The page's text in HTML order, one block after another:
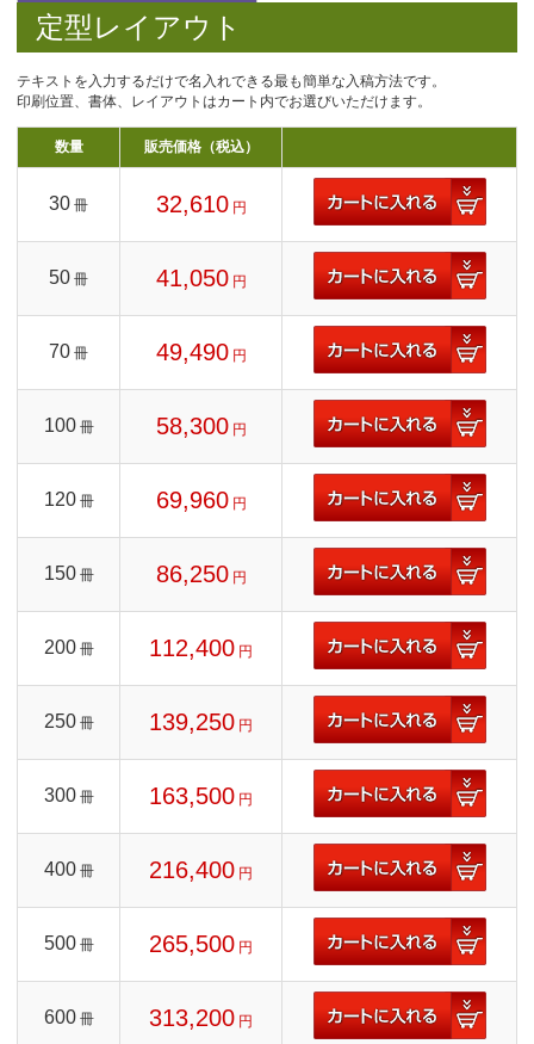
定型レイアウト
テキストを入力するだけで名入れできる最も簡単な入稿方法です。
印刷位置、書体、レイアウトはカート内でお選びいただけます。
数量 販売価格（税込）
30 冊 32,610 円
50 冊 41,050 円
70 冊 49,490 円
100 冊 58,300 円
120 冊 69,960 円
150 冊 86,250 円
200 冊 112,400 円
250 冊 139,250 円
300 冊 163,500 円
400 冊 216,400 円
500 冊 265,500 円
600 冊 313,200 円